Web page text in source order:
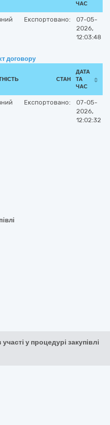
ЧАС
Експортовано:
07-05-
2026,
12:03:48
договору
СТАН
ДАТА
ТА
ЧАС
Експортовано:
07-05-
2026,
12:02:32
у процедурі закупівлі